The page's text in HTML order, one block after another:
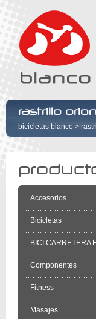
rastrillo
bicicletas blanco >
Accesorios
Bicicletas
BICI CARRETERA
Componentes
Fitness
Masajes